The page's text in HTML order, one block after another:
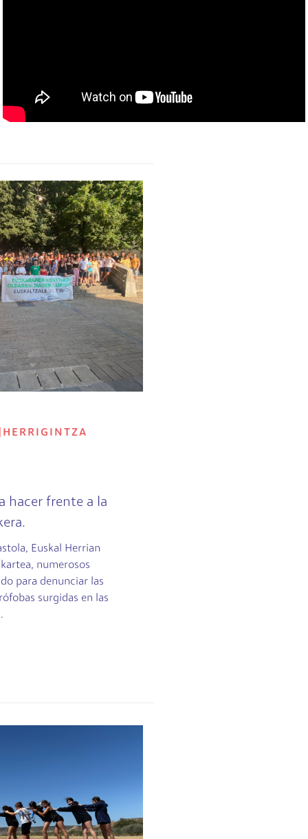
HERRIGINTZA
hacer frente a la
Euskal Herrian
numerosos
para denunciar las
surgidas en las